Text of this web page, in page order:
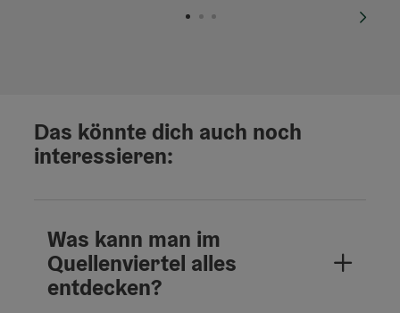
Das könnte dich auch noch
interessieren:
Was kann man im
Quellenviertel alles
entdecken?